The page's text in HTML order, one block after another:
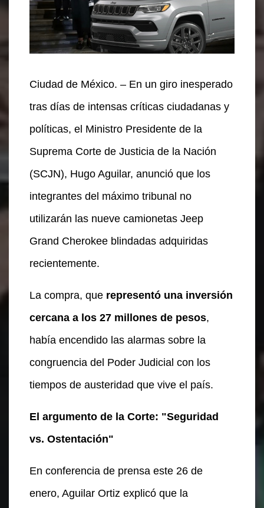
Ciudad de México. – En un giro inesperado
tras días de intensas críticas ciudadanas y
políticas, el Ministro Presidente de la
Suprema Corte de Justicia de la Nación
(SCJN), Hugo Aguilar, anunció que los
integrantes del máximo tribunal no
utilizarán las nueve camionetas Jeep
Grand Cherokee blindadas adquiridas
recientemente.
La compra, que representó una inversión
cercana a los 27 millones de pesos,
había encendido las alarmas sobre la
congruencia del Poder Judicial con los
tiempos de austeridad que vive el país.
El argumento de la Corte: "Seguridad
vs. Ostentación"
En conferencia de prensa este 26 de
enero, Aguilar Ortiz explicó que la